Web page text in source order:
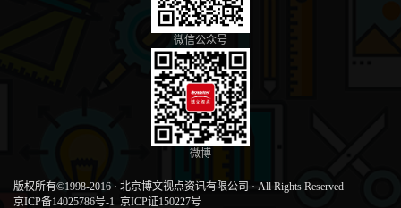
微信公众号
微博
版权所有©1998-2016 · 北京博文视点资讯有限公司 · All Rights Reserved
京ICP备14025786号-1 京ICP证150227号